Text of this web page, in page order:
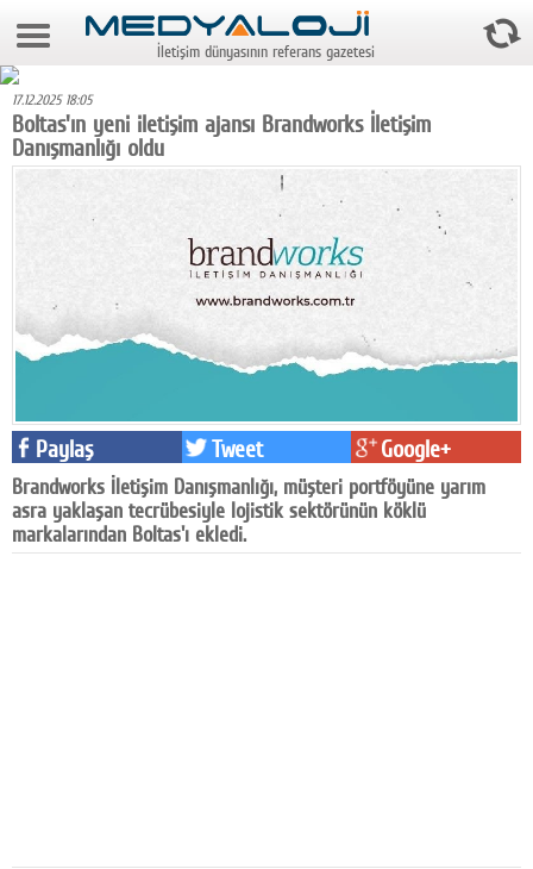
9 Ağustos 2026 12:38:42
Foto Galeri
Video Galeri
Reyting-tiraj
Teknoloji
Dünya
Pr
Facebook
İletişim dünyasının referans gazetesi
17.12.2025 18:05
Boltas'ın yeni iletişim ajansı Brandworks İletişim
Danışmanlığı oldu
Paylaş Tweet Google+
Brandworks İletişim Danışmanlığı, müşteri portföyüne yarım
asra yaklaşan tecrübesiyle lojistik sektörünün köklü
markalarından Boltas'ı ekledi.